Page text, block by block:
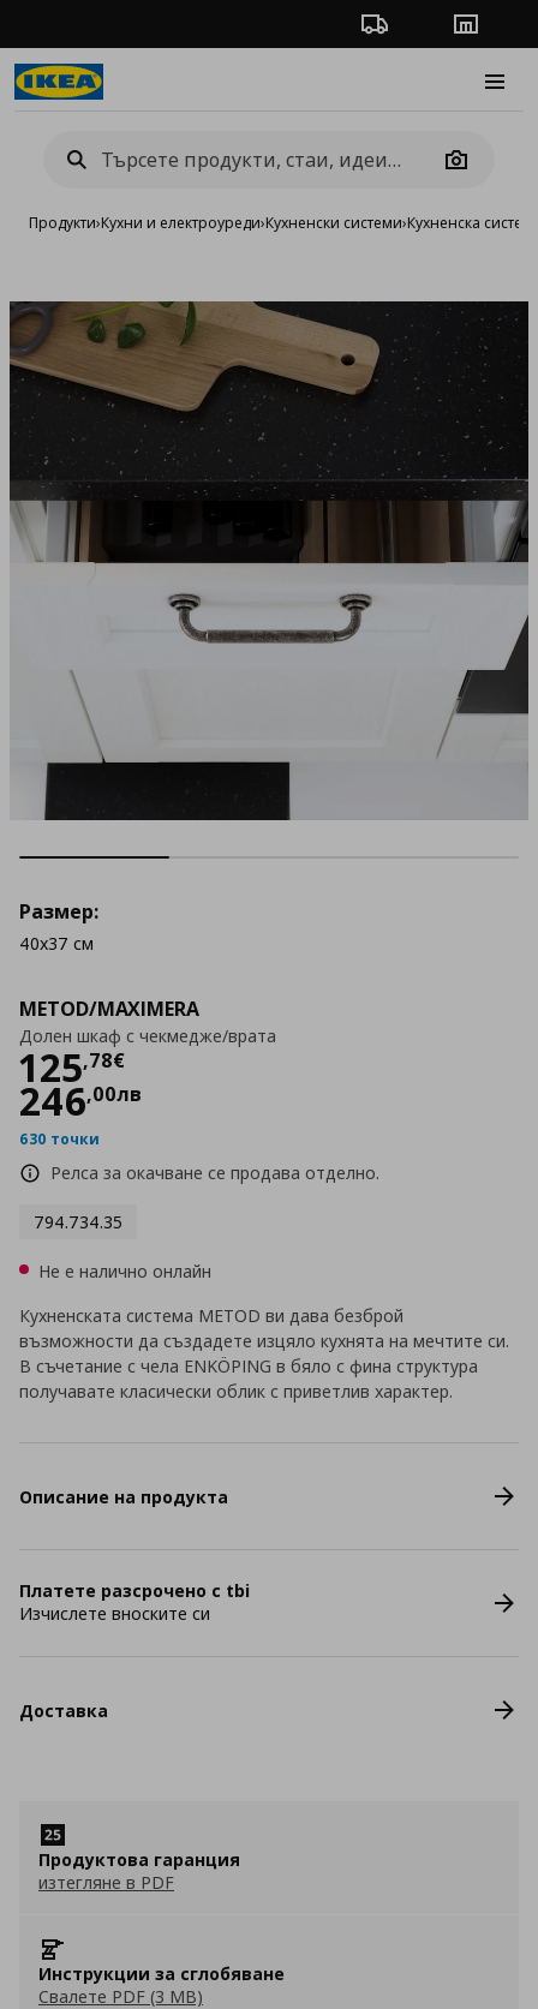
Проследяване на
Camera
Продукти›Кухни и електроуреди›Кухненски системи›Кухненска
METOD/MAXIMERA
Долен шкаф с чекмедже/врата
125,78€
Цена
246,00лв
630 точки
Релса за окачване се продава отделно.
794.734.35
Размер:
40x37 см
Не е налично онлайн
Кухненската система METOD ви дава безброй
възможности да създадете изцяло кухнята на мечтите си.
В съчетание с чела ENKÖPING в бяло с фина структура
получавате класически облик с приветлив характер.
Описание на продукта
Платете разсрочено с tbi
Изчислете вноските си
Доставка
Продуктова гаранция
изтегляне в PDF
Инструкции за сглобяване
Свалете PDF (3 MB)